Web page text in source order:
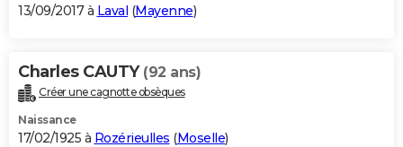
13/09/2017 à Laval (Mayenne)
Charles CAUTY (92 ans)
Créer une cagnotte obsèques
Naissance
17/02/1925 à Rozérieulles (Moselle)